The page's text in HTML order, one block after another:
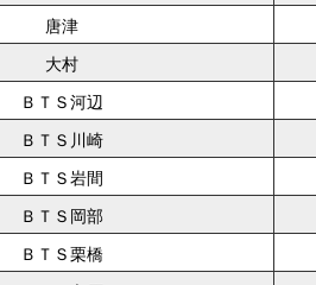
唐津
大村
ＢＴＳ河辺
ＢＴＳ川崎
ＢＴＳ岩間
ＢＴＳ岡部
ＢＴＳ栗橋